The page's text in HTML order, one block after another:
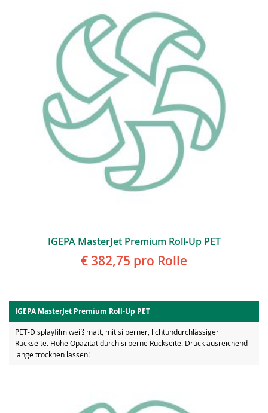
IGEPA MasterJet Premium Roll-Up PET
€ 382,75 pro Rolle
IGEPA MasterJet Premium Roll-Up PET
PET-Displayfilm weiß matt, mit silberner, lichtundurchlässiger
Rückseite. Hohe Opazität durch silberne Rückseite. Druck ausreichend
lange trocknen lassen!